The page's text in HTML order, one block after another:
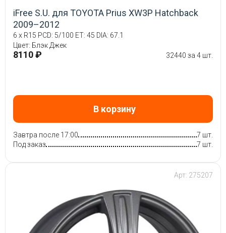
iFree S.U. для TOYOTA Prius XW3P Hatchback
2009–2012
6 x R15 PCD: 5/100 ET: 45 DIA: 67.1
Цвет: Блэк Джек
8110 ₽ 32440 за 4 шт.
В корзину
Завтра после 17:00
7 шт.
Под заказ
7 шт.
Арт: 275207